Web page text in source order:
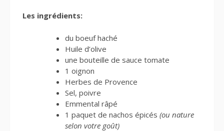
Les ingrédients:
du boeuf haché
Huile d’olive
une bouteille de sauce tomate
1 oignon
Herbes de Provence
Sel, poivre
Emmental râpé
1 paquet de nachos épicés (ou nature
selon votre goût)